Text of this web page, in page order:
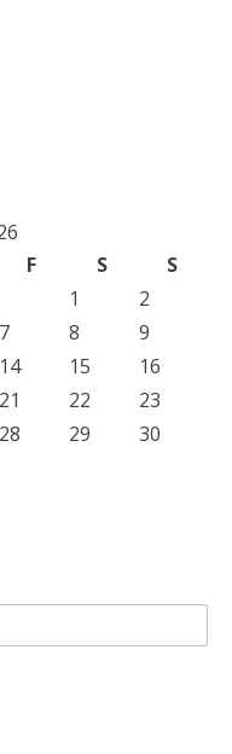
F S
S
1
2
7 8
9
14 15
16
21 22
23
28 29
30